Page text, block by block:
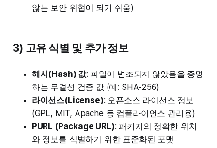
않는 보안 위협이 되기 쉬움)
3) 고유 식별 및 추가 정보
해시(Hash) 값: 파일이 변조되지 않았음을 증명
하는 무결성 검증 값 (예: SHA-256)
라이선스(License): 오픈소스 라이선스 정보
(GPL, MIT, Apache 등 컴플라이언스 관리용)
PURL (Package URL): 패키지의 정확한 위치
와 정보를 식별하기 위한 표준화된 포맷